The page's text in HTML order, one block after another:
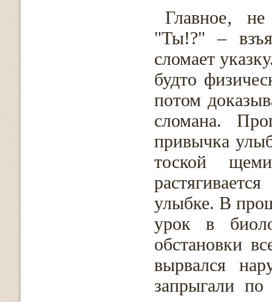
Главное‚
"Ты!?" –
сломает
будто
потом
сломана.
привычка
тоской
улыбке. В
урок в
обстановки
вырвался
запрыгали по